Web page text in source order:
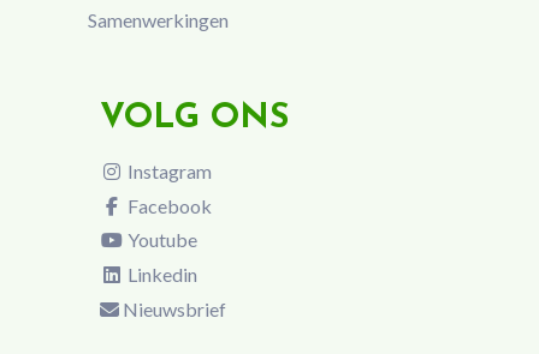
Samenwerkingen
VOLG ONS
Instagram
Facebook
Youtube
Linkedin
Nieuwsbrief